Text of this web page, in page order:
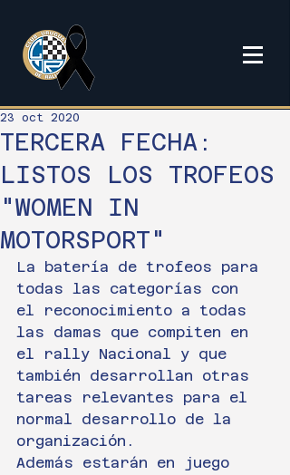
TERCERA FECHA:
LISTOS LOS TROFEOS
"WOMEN IN
MOTORSPORT"
23 oct 2020
La batería de trofeos para
todas las categorías con
el reconocimiento a todas
las damas que compiten en
el rally Nacional y que
también desarrollan otras
tareas relevantes para el
normal desarrollo de la
organización.
Además estarán en juego